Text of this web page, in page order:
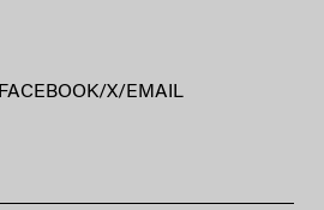
FACEBOOK/X/ EMAIL